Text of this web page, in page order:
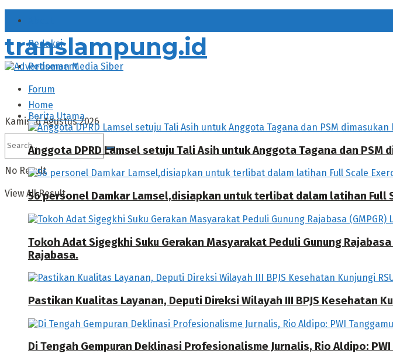
Redaksi
Pedoman Media Siber
Forum
Kamis, 6 Agustus 2026
No Result
View All Result
translampung.id
Home
Berita Utama
Anggota DPRD Lamsel setuju Tali Asih untuk Anggota Tagana dan
56 personel Damkar Lamsel,disiapkan untuk terlibat dalam latihan Full
Tokoh Adat Sigegkhi Suku Gerakan Masyarakat Peduli Gunung
Rajabasa.
Pastikan Kualitas Layanan, Deputi Direksi Wilayah III BPJS Kesehatan
Di Tengah Gempuran Deklinasi Profesionalisme Jurnalis, Rio Aldipo: